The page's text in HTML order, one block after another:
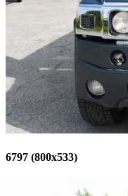
6797 (800x533)